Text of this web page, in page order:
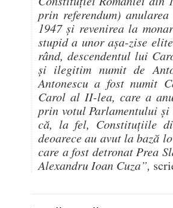
prin referendum)
1947 şi revenirea la
stupid a unor aşa-zise
rând, descendentul lui
şi ilegitim numit de
Antonescu a fost numit
Carol al II-lea, care a
prin votul Parlamentului
că, la fel, Constituţiile
deoarece au avut la bază
care a fost detronat Prea
Alexandru Ioan Cuza”,